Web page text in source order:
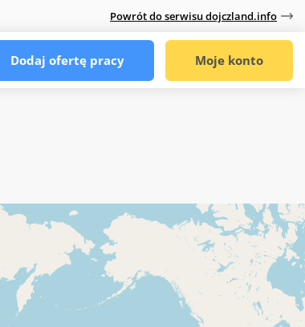
Powrót do serwisu dojczland.info
Dodaj ofertę pracy Moje konto